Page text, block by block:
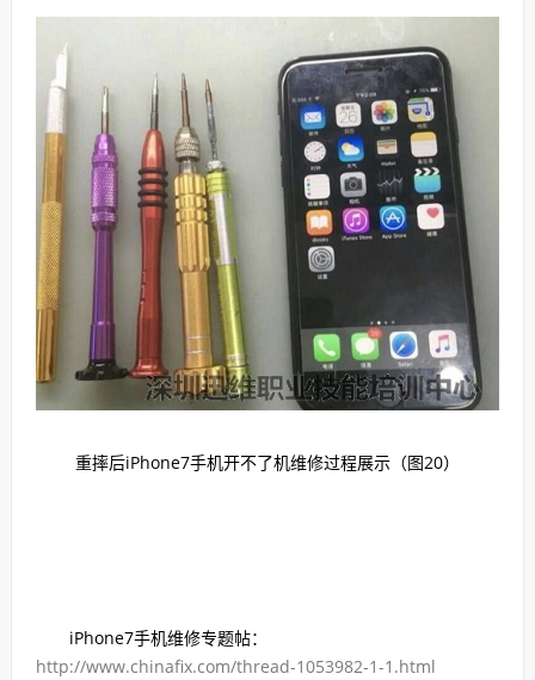
重摔后iPhone7手机开不了机维修过程展示（图20）
iPhone7手机维修专题帖：
http://www.chinafix.com/thread-1053982-1-1.html